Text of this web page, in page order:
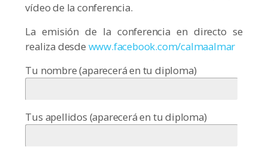
vídeo de la conferencia.
La emisión de la conferencia en directo se
realiza desde www.facebook.com/calmaalmar
Tu nombre (aparecerá en tu diploma)
Tus apellidos (aparecerá en tu diploma)